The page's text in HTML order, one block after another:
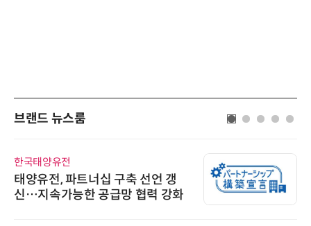
브랜드 뉴스룸
한국태양유전
태양유전, 파트너십 구축 선언 갱
신…지속가능한 공급망 협력 강화